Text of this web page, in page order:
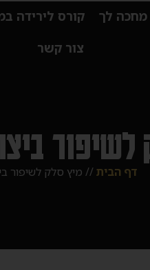
לך קורס לירידה
צור קשר
דף הבית// מיץ סלק לשיפור